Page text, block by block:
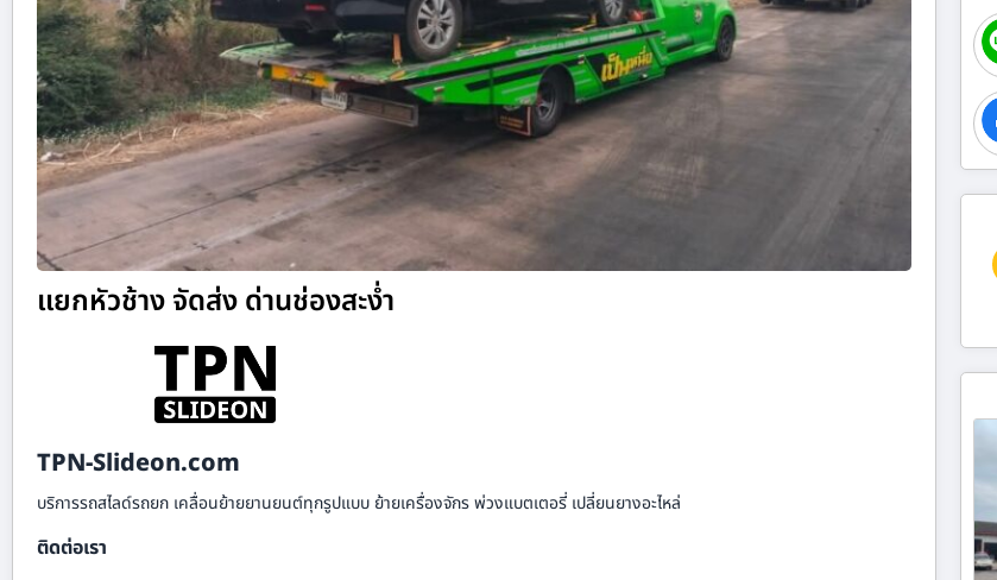
แยกหัวช้าง จัดส่ง ด่านช่องสะง่ำ
TPN-Slideon.com
บริการรถสไลด์รถยก เคลื่อนย้ายยานยนต์ทุกรูปแบบ ย้ายเครื่องจักร พ่วงแบตเตอรี่ เปลี่ยนยางอะไหล่
ติดต่อเรา